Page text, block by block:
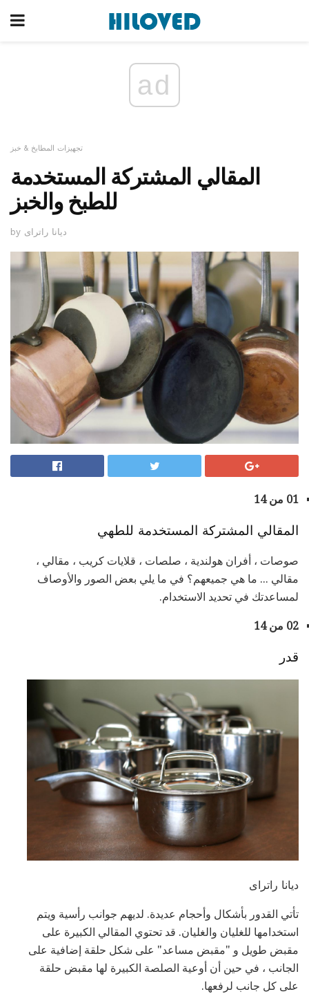
ad
تجهيزات المطابخ & خبز
المقالي المشتركة المستخدمة
للطبخ والخبز
by ديانا راتراى
01 من 14
المقالي المشتركة المستخدمة للطهي
صوصات ، أفران هولندية ، صلصات ، قلايات كريب ، مقالي ،
مقالي ... ما هي جميعهم؟ في ما يلي بعض الصور والأوصاف
لمساعدتك في تحديد الاستخدام.
02 من 14
قدر
ديانا راتراى
تأتي القدور بأشكال وأحجام عديدة. لديهم جوانب رأسية ويتم
استخدامها للغليان والغليان. قد تحتوي المقالي الكبيرة على
مقبض طويل و "مقبض مساعد" على شكل حلقة إضافية على
الجانب ، في حين أن أوعية الصلصة الكبيرة لها مقبض حلقة
على كل جانب لرفعها.